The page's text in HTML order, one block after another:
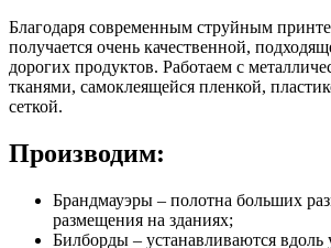
Благодаря современным струйным
получается очень качественной,
дорогих продуктов. Работаем с
тканями, самоклеящейся пленкой,
сеткой.
Производим:
Брандмауэры – полотна больших
размещения на зданиях;
Билборды – устанавливаются вдоль